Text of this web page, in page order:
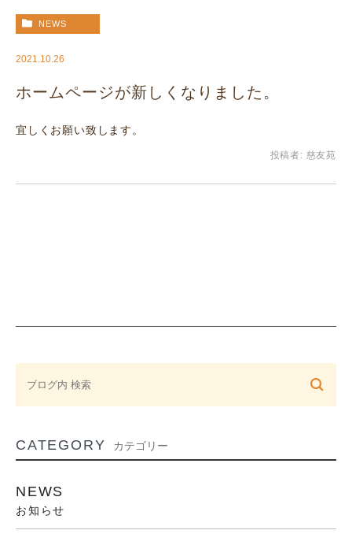
NEWS
2021.10.26
ホームページが新しくなりました。
宜しくお願い致します。
投稿者: 慈友苑
CATEGORY カテゴリー
NEWS
お知らせ